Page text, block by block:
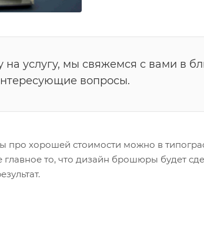
на услугу, мы свяжемся с вами в
вопросы.
про хорошей стоимости можно в
то, что дизайн брошюры будет